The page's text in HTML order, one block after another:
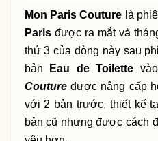
Mon Paris Couture là
Parisđược ra mắt và
thứ 3 của dòng này sau
bản
Eau de Toilette
Couture được nâng cấp
với 2 bản trước, thiết kế
bản cũ nhưng được cách